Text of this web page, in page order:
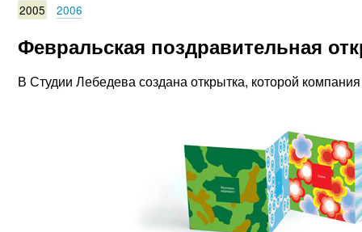
2005 2006
Февральская поздравительная
В Студии Лебедева создана открытка, которой